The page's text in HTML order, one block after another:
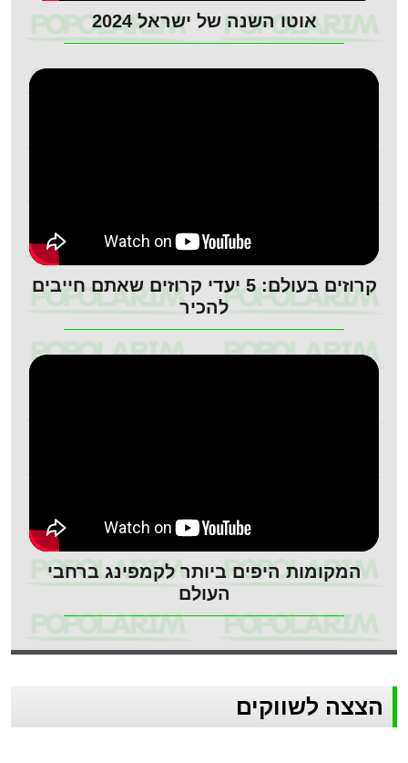
אוטו השנה של ישראל 2024
קרוזים בעולם: 5 יעדי קרוזים שאתם חייבים
להכיר
המקומות היפים ביותר לקמפינג ברחבי
העולם
הצצה לשווקים